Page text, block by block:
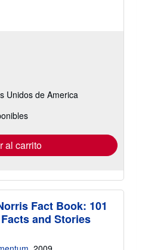
Unidos de America
al carrito
Fact Book: 101
and Stories